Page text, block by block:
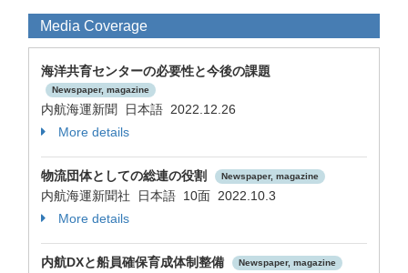
Media Coverage
海洋共育センターの必要性と今後の課題
Newspaper, magazine
内航海運新聞 日本語 2022.12.26
More details
物流団体としての総連の役割 Newspaper, magazine
内航海運新聞社 日本語 10面 2022.10.3
More details
内航DXと船員確保育成体制整備 Newspaper, magazine